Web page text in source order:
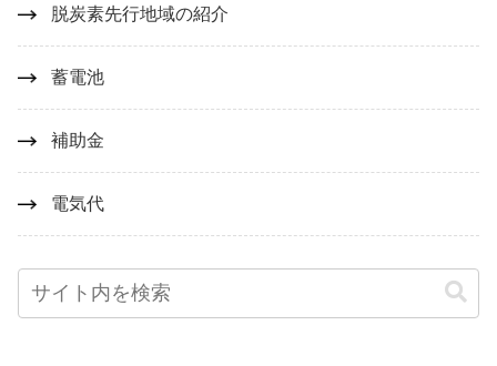
脱炭素先行地域の紹介
蓄電池
補助金
電気代